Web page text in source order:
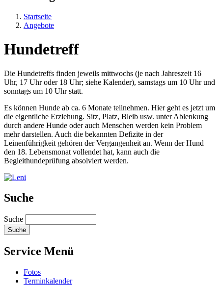
Startseite
Angebote
Hundetreff
Die Hundetreffs finden jeweils mittwochs (je nach Jahreszeit 16
Uhr, 17 Uhr oder 18 Uhr; siehe Kalender), samstags um 10 Uhr und
sonntags um 10 Uhr statt.
Es können Hunde ab ca. 6 Monate teilnehmen. Hier geht es jetzt um
die eigentliche Erziehung. Sitz, Platz, Bleib usw. unter Ablenkung
durch andere Hunde oder auch Menschen werden kein Problem
mehr darstellen. Auch die bekannten Defizite in der
Leinenführigkeit gehören der Vergangenheit an. Wenn der Hund
den 18. Lebensmonat vollendet hat, kann auch die
Begleithundeprüfung absolviert werden.
Suche
Suche
Service Menü
Fotos
Terminkalender